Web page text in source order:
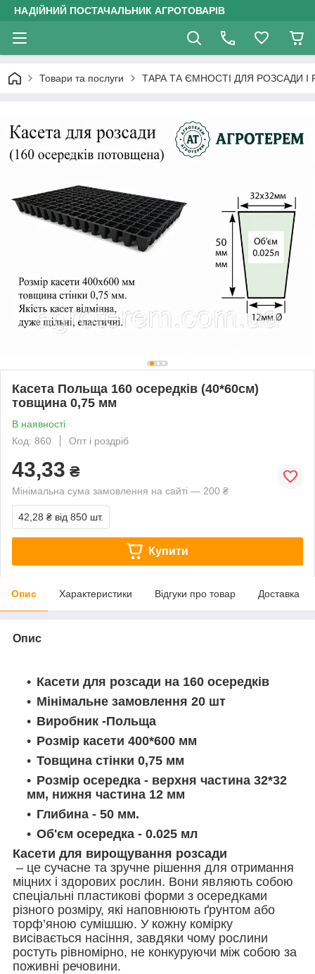
НАДІЙНИЙ ПОСТАЧАЛЬНИК АГРОТОВАРІВ
Товари та послуги ТАРА ТА ЄМНОСТІ ДЛЯ РОЗСАДИ І
Касета Польща 160 осередків (40*60см)
товщина 0,75 мм
В наявності
Код: 860
Опт і роздріб
43,33 ₴
Мінімальна сума замовлення на сайті — 200 ₴
42,28 ₴ від 850 шт.
Купити
Опис Характеристики Відгуки про товар Доставка
Опис
Касети для розсади на 160 осередків
Мінімальне замовлення 20 шт
Виробник -Польща
Розмір касети 400*600 мм
Товщина стінки 0,75 мм
Розмір осередка - верхня частина 32*32
мм, нижня частина 12 мм
Глибина - 50 мм.
Об'єм осередка - 0.025 мл
Касети для вирощування розсади
– це сучасне та зручне рішення для отримання
міцних і здорових рослин. Вони являють собою
спеціальні пластикові форми з осередками
різного розміру, які наповнюють ґрунтом або
торф’яною сумішшю. У кожну комірку
висівається насіння, завдяки чому рослини
ростуть рівномірно, не конкуруючи між собою за
поживні речовини.